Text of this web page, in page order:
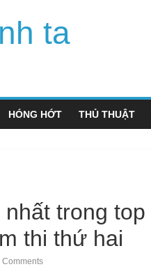
ta
HÓNG HỚT THỦ THUẬT
trong
thi thứ hai
Comments